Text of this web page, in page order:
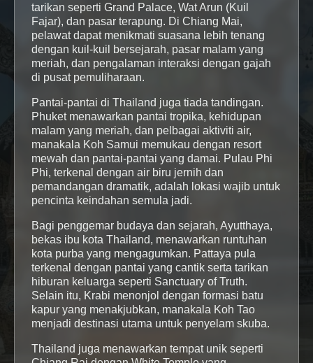
tarikan seperti Grand Palace, Wat Arun (Kuil
Fajar), dan pasar terapung. Di Chiang Mai,
pelawat dapat menikmati suasana lebih tenang
dengan kuil-kuil bersejarah, pasar malam yang
meriah, dan pengalaman interaksi dengan gajah
di pusat pemuliharaan.
Pantai-pantai di Thailand juga tiada tandingan.
Phuket menawarkan pantai tropika, kehidupan
malam yang meriah, dan pelbagai aktiviti air,
manakala Koh Samui memukau dengan resort
mewah dan pantai-pantai yang damai. Pulau Phi
Phi, terkenal dengan air biru jernih dan
pemandangan dramatik, adalah lokasi wajib untuk
pencinta keindahan semula jadi.
Bagi penggemar budaya dan sejarah, Ayutthaya,
bekas ibu kota Thailand, menawarkan runtuhan
kota purba yang mengagumkan. Pattaya pula
terkenal dengan pantai yang cantik serta tarikan
hiburan keluarga seperti Sanctuary of Truth.
Selain itu, Krabi menonjol dengan formasi batu
kapur yang menakjubkan, manakala Koh Tao
menjadi destinasi utama untuk penyelam skuba.
Thailand juga menawarkan tempat unik seperti